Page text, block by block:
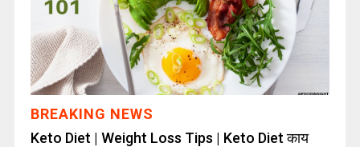
BREAKING NEWS
Keto Diet | Weight Loss Tips | Keto Diet काय